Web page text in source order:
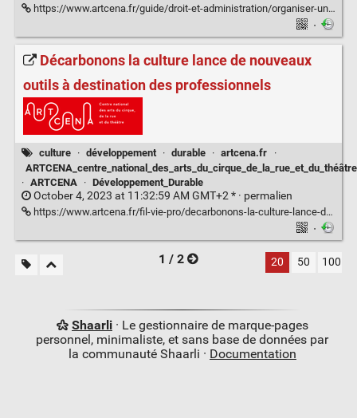
https://www.artcena.fr/guide/droit-et-administration/organiser-un-spectacle/elaborer-ses-budgets-de-production
·
Décarbonons la culture lance de nouveaux
outils à destination des professionnels
culture · développement · durable · artcena.fr
·
ARTCENA_centre_national_des_arts_du_cirque_de_la_rue_et_du_théâtre
· ARTCENA · Développement_Durable
October 4, 2023 at 11:32:59 AM GMT+2 * · permalien
https://www.artcena.fr/fil-vie-pro/decarbonons-la-culture-lance-de-nouveaux-outils-destination-des-professionnels
·
1 / 2
20 50 100
Shaarli· Le gestionnaire de marque-pages
personnel, minimaliste, et sans base de données par
la communauté Shaarli · Documentation